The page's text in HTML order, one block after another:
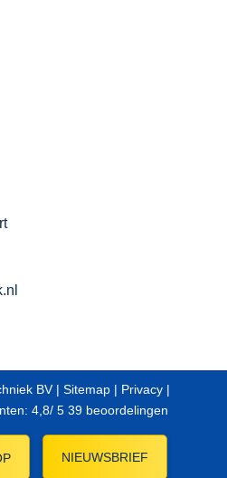
BV | Sitemap | Privacy |
4,8/ 5 39 beoordelingen
NIEUWSBRIEF